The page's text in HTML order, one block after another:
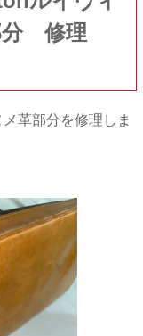
分 修理
革部分を修理しま